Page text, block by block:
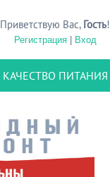
Приветствую Вас, Гость!
Регистрация| Вход
КАЧЕСТВО ПИТАНИЯ